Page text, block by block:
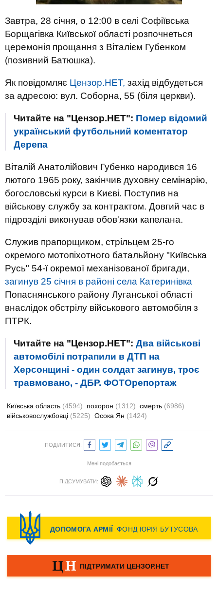
Завтра, 28 січня, о 12:00 в селі Софіївська
Борщагівка Київської області розпочнеться
церемонія прощання з Віталієм Губенком
(позивний Батюшка).
Як повідомляє Цензор.НЕТ, захід відбудеться
за адресою: вул. Соборна, 55 (біля церкви).
Читайте на "Цензор.НЕТ": Помер відомий
український футбольний коментатор
Дерепа
Віталій Анатолійович Губенко народився 16
лютого 1965 року, закінчив духовну семінарію,
богословські курси в Києві. Поступив на
військову службу за контрактом. Довгий час в
підрозділі виконував обов'язки капелана.
Служив прапорщиком, стрільцем 25-го
окремого мотопіхотного батальйону "Київська
Русь" 54-ї окремої механізованої бригади,
загинув 25 січня в районі села Катеринівка
Попаснянського району Луганської області
внаслідок обстрілу військового автомобіля з
ПТРК.
Читайте на "Цензор.НЕТ": Два військові
автомобілі потрапили в ДТП на
Херсонщині - один солдат загинув, троє
травмовано, - ДБР. ФОТОрепортаж
Київська область (4594) похорон (1312) смерть (6986)
військовослужбовці (5225) Осока Ян (1424)
ПОДІЛИТИСЯ:
Мені подобається
ПІДСУМУВАТИ: